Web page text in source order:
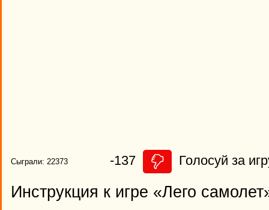
Сыграли: 22373 -137 Голосуй за
Инструкция к игре «Лего